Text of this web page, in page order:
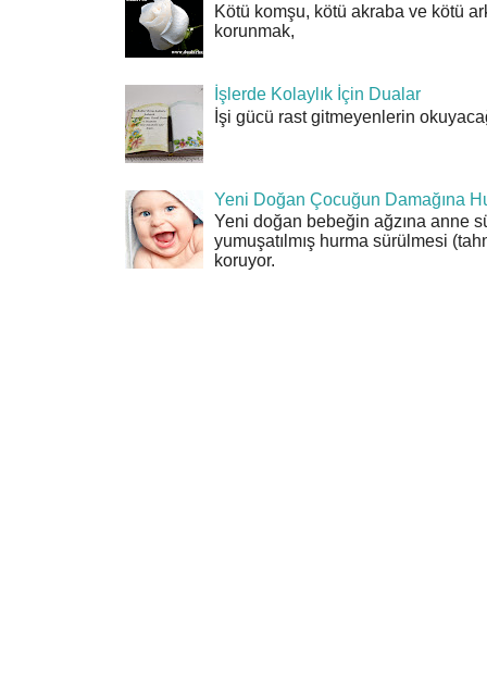
Kötü komşu, kötü akraba ve kötü
korunmak,
İşlerde Kolaylık İçin Dualar
İşi gücü rast gitmeyenlerin
Yeni Doğan Çocuğun Damağına
Yeni doğan bebeğin ağzına anne
yumuşatılmış hurma sürülmesi
koruyor.